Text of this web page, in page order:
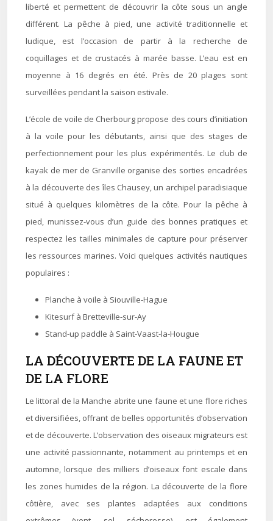
liberté et permettent de découvrir la côte sous un angle
différent. La pêche à pied, une activité traditionnelle et
ludique, est l’occasion de partir à la recherche de
coquillages et de crustacés à marée basse. L’eau est en
moyenne à 16 degrés en été. Près de 20 plages sont
surveillées pendant la saison estivale.
L’école de voile de Cherbourg propose des cours d’initiation
à la voile pour les débutants, ainsi que des stages de
perfectionnement pour les plus expérimentés. Le club de
kayak de mer de Granville organise des sorties encadrées
à la découverte des îles Chausey, un archipel paradisiaque
situé à quelques kilomètres de la côte. Pour la pêche à
pied, munissez-vous d’un guide des bonnes pratiques et
respectez les tailles minimales de capture pour préserver
les ressources marines. Voici quelques activités nautiques
populaires :
Planche à voile à Siouville-Hague
Kitesurf à Bretteville-sur-Ay
Stand-up paddle à Saint-Vaast-la-Hougue
LA DÉCOUVERTE DE LA FAUNE ET
DE LA FLORE
Le littoral de la Manche abrite une faune et une flore riches
et diversifiées, offrant de belles opportunités d’observation
et de découverte. L’observation des oiseaux migrateurs est
une activité passionnante, notamment au printemps et en
automne, lorsque des milliers d’oiseaux font escale dans
les zones humides de la région. La découverte de la flore
côtière, avec ses plantes adaptées aux conditions